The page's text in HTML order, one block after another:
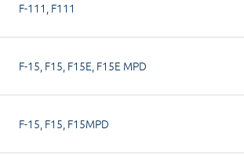
F-111 , F111
F-15, F15, F15E, F15E MPD
F-15, F15, F15MPD